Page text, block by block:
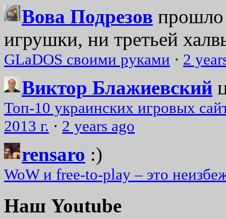
Вова Подрезов прошло
игрушки, ни третьей
GLaDOS своими руками · 2
Виктор Блажиевский
Топ-10 украинских игровых
2013 г. · 2 years ago
rensaro :)
WoW и free-to-play – это
Наш Youtube